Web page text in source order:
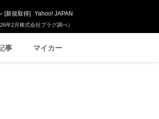
年2月株式会社プラグ調べ）
[新規取得] Yahoo! JAPAN
事 マイカー